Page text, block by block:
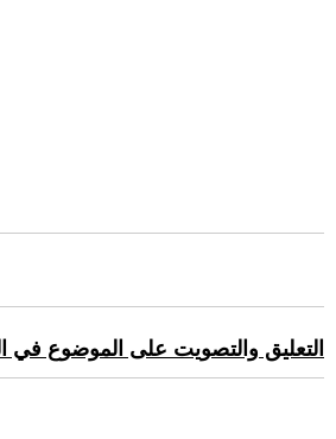
التعليق والتصويت على الموضوع في